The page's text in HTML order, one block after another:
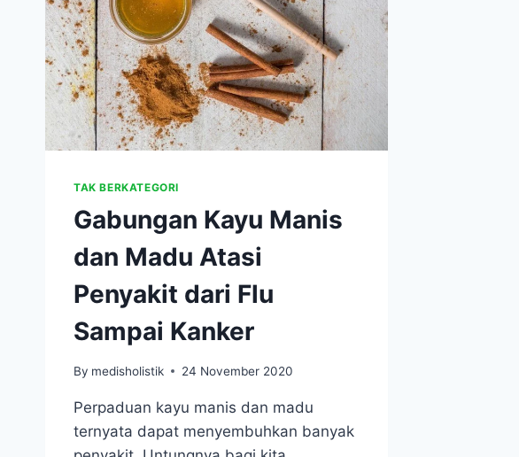
TAK BERKATEGORI
Gabungan Kayu Manis
dan Madu Atasi
Penyakit dari Flu
Sampai Kanker
By medisholistik 24 November 2020
Perpaduan kayu manis dan madu
ternyata dapat menyembuhkan banyak